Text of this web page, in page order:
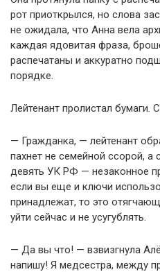
рот приоткрылся, но слова
не ожидала, что Анна вела
каждая ядовитая фраза,
распечатаны и аккуратно
порядке.
Лейтенант пролистал бумаги.
— Гражданка, — лейтенант
пахнет не семейной ссорой, а
девять УК РФ — незаконное
если вы еще и ключи
принадлежат, то это
уйти сейчас и не усугублять.
— Да вы что! — взвизгнула
напишу! Я медсестра, между